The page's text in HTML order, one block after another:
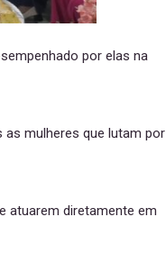
por elas na
as mulheres que lutam por
atuarem diretamente em